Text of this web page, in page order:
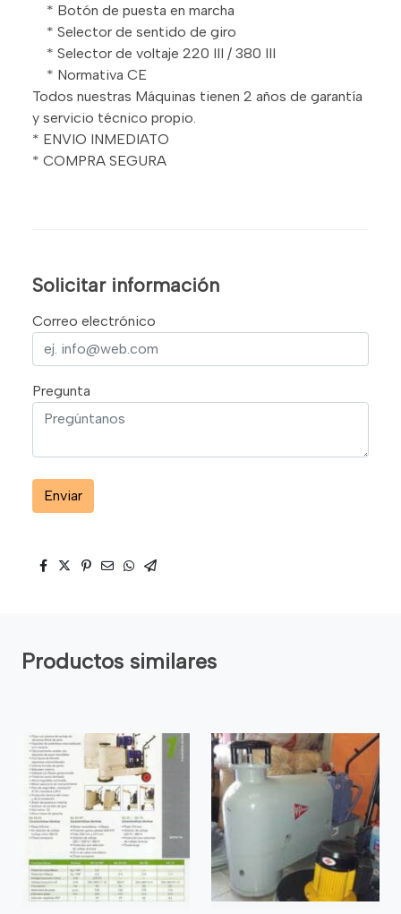
* Botón de puesta en marcha
* Selector de sentido de giro
* Selector de voltaje 220 III / 380 III
* Normativa CE
Todos nuestras Máquinas tienen 2 años de garantía
y servicio técnico propio.
* ENVIO INMEDIATO
* COMPRA SEGURA
Solicitar información
Correo electrónico
Pregunta
Enviar
Productos similares